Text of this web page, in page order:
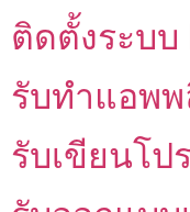
ติดตั้งระบ
รับทำแอพ
รับเขียนโป